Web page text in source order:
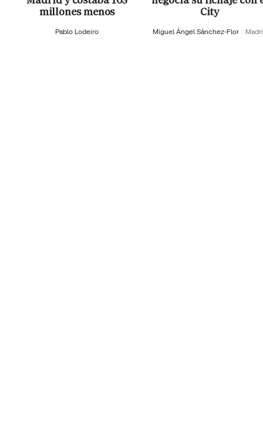
millones menos
Pablo Lodeiro
City
Miguel Ángel Sánchez-Flor